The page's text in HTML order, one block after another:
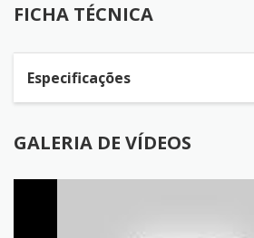
FICHA TÉCNICA
Especificações
GALERIA DE VÍDEOS